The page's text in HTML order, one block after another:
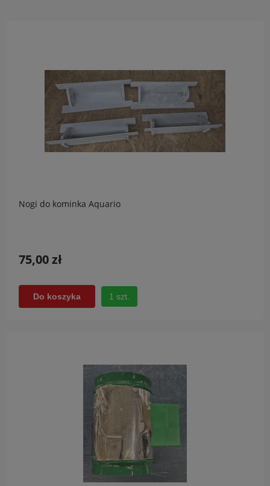
Nogi do kominka Aquario
75,00 zł
Do koszyka 1 szt.